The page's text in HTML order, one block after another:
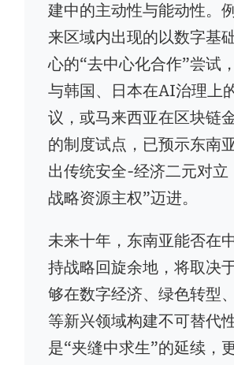
建中的主动性与能动性。
来区域内出现的以数字基
心的“去中心化合作”尝试
与韩国、日本在AI治理上
议，或马来西亚在区块链
的制度试点，已预示东南
出传统安全-经济二元对立
战略资源主权”迈进。
未来十年，东南亚能否在
持战略回旋余地，将取决
够在数字经济、绿色转型
等新兴领域构建不可替代
是“夹缝中求生”的延续，